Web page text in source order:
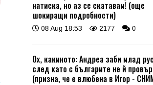
натиска, но аз се скатавам! (още
шокиращи подробности)
08 Aug 18:53 2177 0
Ох, какиното: Андреа заби млад
след като с българите не й
(призна, че е влюбена в Игор -